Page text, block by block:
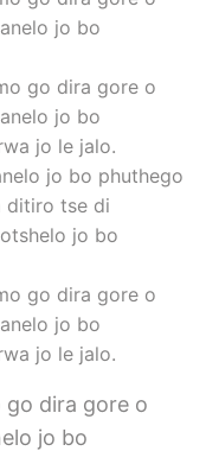
jo bo
go dira gore o
jo bo
jo le jalo.
jo bo phuthego
ditiro tse di
jo bo
go dira gore o
jo bo
jo le jalo.
go dira gore o
jo bo